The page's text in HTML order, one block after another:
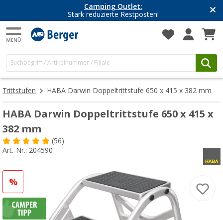
Camping Outlet:
Stark reduzierte Restposten!
Trittstufen HABA Darwin Doppeltrittstufe 650 x 415 x 382 mm
HABA Darwin Doppeltrittstufe 650 x 415 x
382 mm
(56)
Art.-Nr.: 204590
%